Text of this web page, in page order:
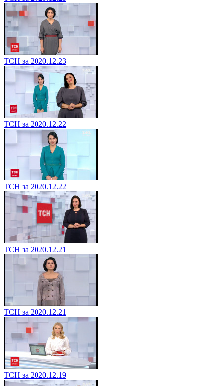
ТСН за 2020.12.23
ТСН за 2020.12.22
ТСН за 2020.12.22
ТСН за 2020.12.21
ТСН за 2020.12.21
ТСН за 2020.12.19